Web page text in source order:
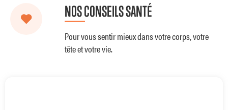
NOS CONSEILS SANTÉ
Pour vous sentir mieux dans votre corps, votre
tête et votre vie.